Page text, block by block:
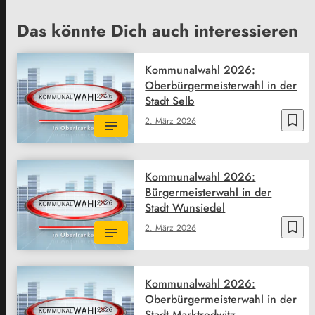
Das könnte Dich auch interessieren
bookmark_border
2. März 2026
Kommunalwahl 2026:
Oberbürgermeisterwahl in der
Stadt Selb
bookmark_border
2. März 2026
Kommunalwahl 2026:
Bürgermeisterwahl in der
Stadt Wunsiedel
Kommunalwahl 2026:
Oberbürgermeisterwahl in der